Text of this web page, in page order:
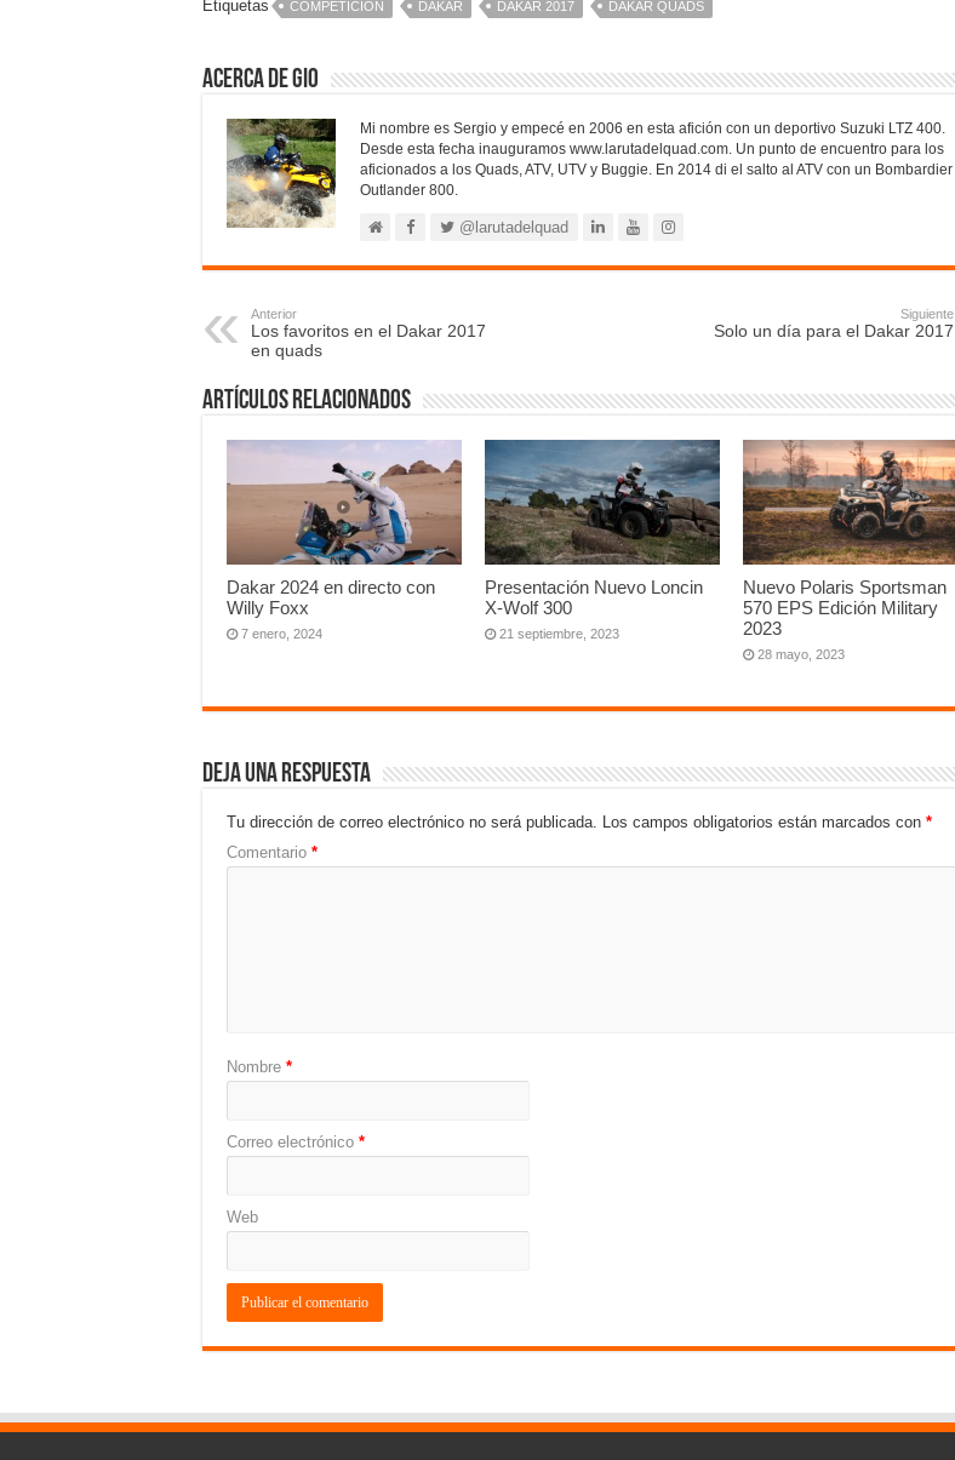
Etiquetas COMPETICIÓN DAKAR DAKAR 2017 DAKAR QUADS
Acerca de Gio
Mi nombre es Sergio y empecé en 2006 en esta afición con un deportivo Suzuki LTZ 400.
Desde esta fecha inauguramos www.larutadelquad.com. Un punto de encuentro para los
aficionados a los Quads, ATV, UTV y Buggie. En 2014 di el salto al ATV con un Bombardier
Outlander 800.
@larutadelquad
Anterior
Los favoritos en el Dakar 2017
en quads
Siguiente
Solo un día para el Dakar 2017
Artículos relacionados
Dakar 2024 en directo con
Willy Foxx
7 enero, 2024
Presentación Nuevo Loncin
X-Wolf 300
21 septiembre, 2023
Nuevo Polaris Sportsman
570 EPS Edición Military
2023
28 mayo, 2023
Deja una respuesta
Tu dirección de correo electrónico no será publicada. Los campos obligatorios están marcados con *
Comentario *
Nombre *
Correo electrónico *
Web